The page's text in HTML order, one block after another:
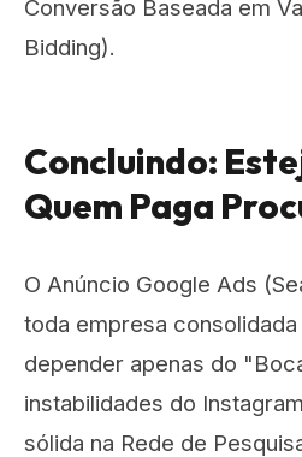
Conversão Baseada em
Bidding).
Concluindo:
Quem Paga
O Anúncio Google Ads
toda empresa
depender apenas do
instabilidades do
sólida na Rede de